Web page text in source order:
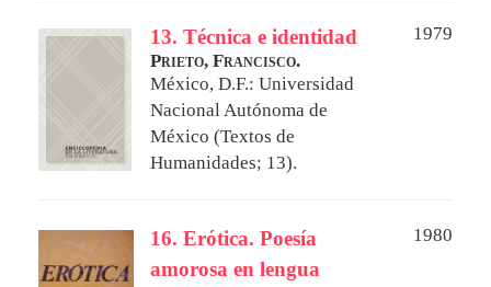
13. Técnica e identidad
1979
Prieto, Francisco.
México, D.F.: Universidad
Nacional Autónoma de
México (Textos de
Humanidades; 13).
16. Erótica. Poesía
amorosa en lengua
1980